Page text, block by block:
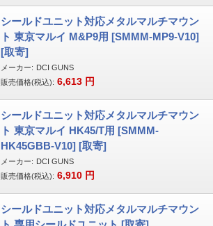
シールドユニット対応メタルマルチマウン
ト 東京マルイ M&P9用 [SMMM-MP9-V10]
[取寄]
メーカー: DCI GUNS
販売価格(税込): 6,613 円
シールドユニット対応メタルマルチマウン
ト 東京マルイ HK45/T用 [SMMM-
HK45GBB-V10] [取寄]
メーカー: DCI GUNS
販売価格(税込): 6,910 円
シールドユニット対応メタルマルチマウン